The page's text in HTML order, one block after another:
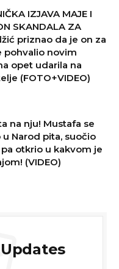
IZJAVA MAJE I
SKANDALA ZA
priznao da je on za
pohvalio novim
opet udarila na
(FOTO+VIDEO)
na nju! Mustafa se
Narod pita, suočio
pa otkrio u kakvom je
(VIDEO)